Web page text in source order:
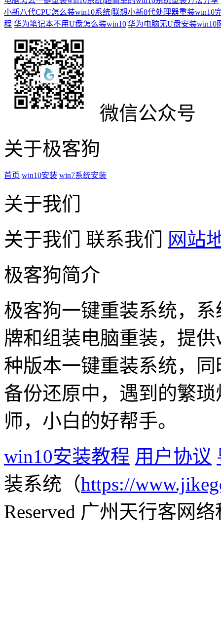
小新八代CPU怎么装win10系统|联想小新8代处理器重装win10
程 华为笔记本不用U盘怎么装win10|华为电脑无U盘安装win10
微信公众号
关于极客狗
首页 win10安装 win7系统安装
关于我们
关于我们
联系我们
网站
极客狗简介
极客狗一键重装系统，
牌和组装电脑重装，提
种版本一键重装系统，
备份还原中，遇到的繁
师，小白的好帮手。
win10安装教程 用户协议
装系统（https://
Reserved 广州天行客网